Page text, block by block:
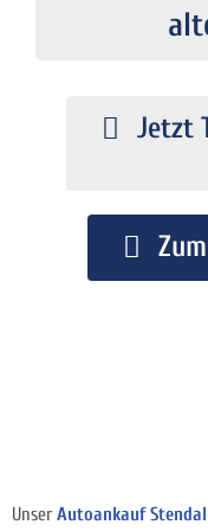
Jetzt
UnserAutoankauf Stendal